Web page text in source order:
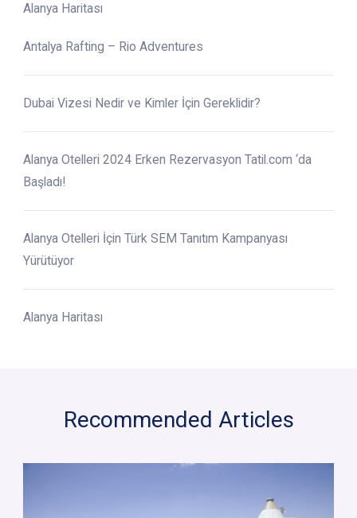
Alanya Haritası
Antalya Rafting – Rio Adventures
Dubai Vizesi Nedir ve Kimler İçin Gereklidir?
Alanya Otelleri 2024 Erken Rezervasyon Tatil.com ‘da
Başladı!
Alanya Otelleri İçin Türk SEM Tanıtım Kampanyası
Yürütüyor
Alanya Haritası
Recommended Articles